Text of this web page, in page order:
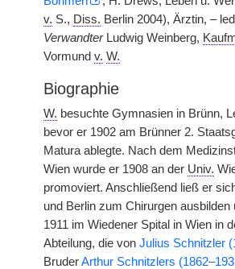
v. S., Diss. Berlin 2004), Ärztin, –
VerwandterLudwig Weinberg,
Vormund v. W.
Biographie
W. besuchte Gymnasien in Brünn,
bevor er 1902 am Brünner 2.
Matura ablegte. Nach dem
Wien wurde er 1908 an der Univ.
promoviert. Anschließend ließ er
und Berlin zum Chirurgen ausbilden
1911 im Wiedener Spital in Wien in
Abteilung, die von Julius Schnitzler
BruderArthur Schnitzlers